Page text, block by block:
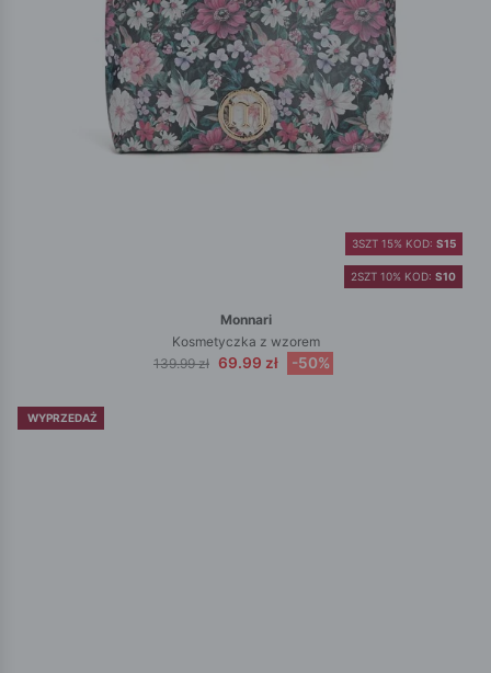
2SZT 10% KOD: S10
3SZT 15% KOD: S15
Monnari
Kosmetyczka z wzorem
139.99 zł 69.99 zł -50%
WYPRZEDAŻ